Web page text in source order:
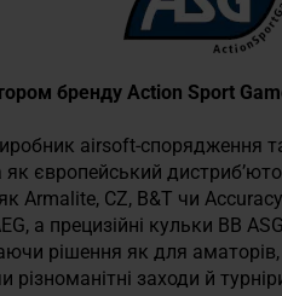
бренду Action Sport
airsoft-спорядження
як європейський
як Armalite, CZ, B&T чи
а прецизійні кульки BB
рішення як для
заходи й